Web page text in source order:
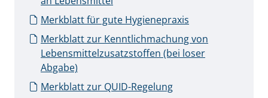
Merkblatt für gute Hygienepraxis
Merkblatt zur Kenntlichmachung von
Lebensmittelzusatzstoffen (bei loser
Abgabe)
Merkblatt zur QUID-Regelung